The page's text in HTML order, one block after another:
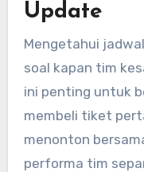
Update
Mengetahui
soal kapan tim
ini penting untuk
membeli tiket
menonton
performa tim